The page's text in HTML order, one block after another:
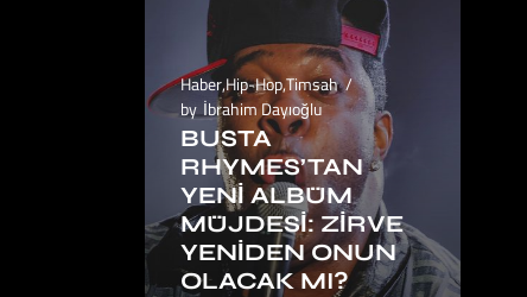
Haber,Hip-Hop,Timsah
by İbrahim Dayıoğlu
BUSTA
RHYMES’TAN
YENI ALBÜM
MÜJDESI: ZIRVE
YENIDEN ONUN
OLACAK MI?